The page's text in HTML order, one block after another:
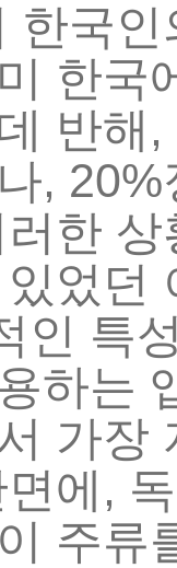
한국인
한국
반해 ,
, 20%
러한 상
있었던
인 특
하는
가장
에 ,
주류